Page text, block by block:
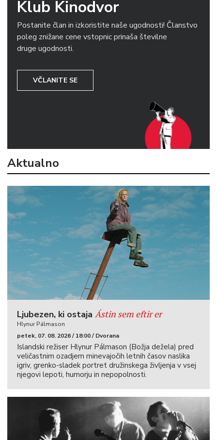
Klub Kinodvor
Postanite član in izkoristite naše ugodnosti! Članstvo
poleg znižane cene vstopnic prinaša številne
druge ugodnosti.
VČLANITE SE
Aktualno
Ljubezen, ki ostaja Ástin sem eftir er
Hlynur Pálmason
petek, 07. 08. 2026 / 18:00 / Dvorana
Islandski režiser Hlynur Pálmason (Božja dežela) pred
veličastnim ozadjem minevajočih letnih časov naslika
igriv, grenko-sladek portret družinskega življenja v vsej
njegovi lepoti, humorju in nepopolnosti.